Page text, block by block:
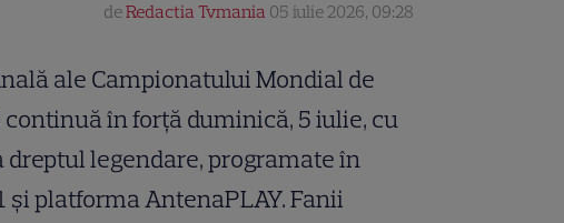
deRedactia Tvmania 05 iulie 2026, 09:28
ale Campionatului Mondial de
continuă în forță duminică, 5 iulie, cu
legendare, programate în
și platforma AntenaPLAY. Fanii